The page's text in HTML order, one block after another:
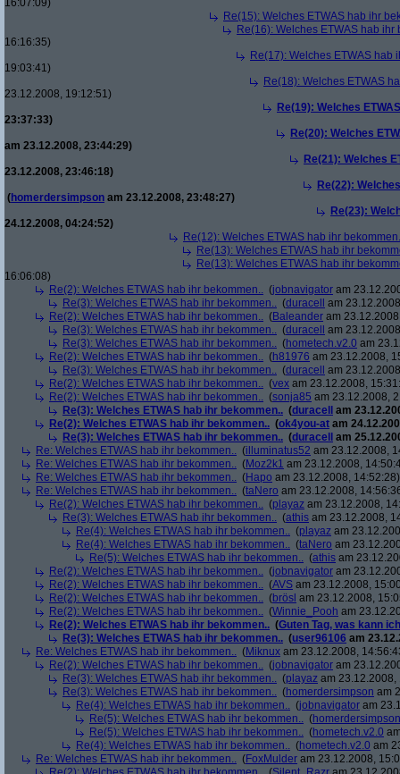
16:07:09)
Re(15): Welches ETWAS hab ihr
Re(16): Welches ETWAS hab ihr
16:16:35)
Re(17): Welches ETWAS hab
19:03:41)
Re(18): Welches ETWAS
23.12.2008, 19:12:51)
Re(19): Welches
23:37:33)
Re(20): Welches
am 23.12.2008, 23:44:29)
Re(21): Welches
23.12.2008, 23:46:18)
Re(22):
(homerdersimpson am 23.12.2008, 23:48:27)
Re(23):
24.12.2008, 04:24:52)
Re(12): Welches ETWAS hab ihr
Re(13): Welches ETWAS hab ihr
Re(13): Welches ETWAS hab ihr
16:06:08)
Re(2): Welches ETWAS hab ihr bekommen.. (jobnavigator am
Re(3): Welches ETWAS hab ihr bekommen.. (duracell
am
Re(2): Welches ETWAS hab ihr bekommen.. (Baleander am
Re(3): Welches ETWAS hab ihr bekommen.. (duracell
am
Re(3): Welches ETWAS hab ihr bekommen.. (hometech.v2.0 am
Re(2): Welches ETWAS hab ihr bekommen.. (h81976 am 23.12.2008,
Re(3): Welches ETWAS hab ihr bekommen.. (duracell
am
Re(2): Welches ETWAS hab ihr bekommen.. (vex am 23.12.2008,
Re(2): Welches ETWAS hab ihr bekommen.. (sonja85 am 23.12.2008,
Re(3): Welches ETWAS hab ihr bekommen.. (duracell
am
Re(2): Welches ETWAS hab ihr bekommen.. (ok4you-at am
Re(3): Welches ETWAS hab ihr bekommen.. (duracell
am
Re: Welches ETWAS hab ihr bekommen.. (illuminatus52 am 23.12.2008,
Re: Welches ETWAS hab ihr bekommen.. (Moz2k1 am 23.12.2008,
Re: Welches ETWAS hab ihr bekommen.. (Hapo am 23.12.2008, 14:52:28)
Re: Welches ETWAS hab ihr bekommen.. (taNero am 23.12.2008,
Re(2): Welches ETWAS hab ihr bekommen.. (playaz am 23.12.2008,
Re(3): Welches ETWAS hab ihr bekommen.. (athis am 23.12.2008,
Re(4): Welches ETWAS hab ihr bekommen.. (playaz am
Re(4): Welches ETWAS hab ihr bekommen.. (taNero am
Re(5): Welches ETWAS hab ihr bekommen.. (athis am
Re(2): Welches ETWAS hab ihr bekommen.. (jobnavigator am
Re(2): Welches ETWAS hab ihr bekommen.. (AVS am 23.12.2008,
Re(2): Welches ETWAS hab ihr bekommen.. (brösl am 23.12.2008,
Re(2): Welches ETWAS hab ihr bekommen.. (Winnie_Pooh am
Re(2): Welches ETWAS hab ihr bekommen.. (Guten Tag, was kann
Re(3): Welches ETWAS hab ihr bekommen.. (user96106 am
Re: Welches ETWAS hab ihr bekommen.. (Miknux am 23.12.2008,
Re(2): Welches ETWAS hab ihr bekommen.. (jobnavigator am
Re(3): Welches ETWAS hab ihr bekommen.. (playaz am 23.12.2008,
Re(3): Welches ETWAS hab ihr bekommen.. (homerdersimpson am
Re(4): Welches ETWAS hab ihr bekommen.. (jobnavigator am
Re(5): Welches ETWAS hab ihr bekommen.. (homerdersimpson
Re(5): Welches ETWAS hab ihr bekommen.. (hometech.v2.0
Re(4): Welches ETWAS hab ihr bekommen.. (hometech.v2.0 am
Re: Welches ETWAS hab ihr bekommen.. (FoxMulder am 23.12.2008,